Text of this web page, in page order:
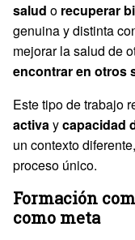
salud o recuperar
genuina y distinta
mejorar la salud de
encontrar en otros
Este tipo de trabajo
activaycapacidad
un contexto
proceso único.
Formación
como meta